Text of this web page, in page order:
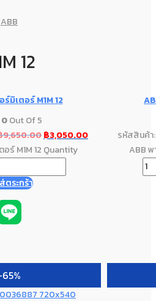
ABB
12
มิเตอร์ M1M 12
0Out Of 5
9,650.00฿3,050.00
อร์ M1M 12 Quantity
ตระกร้า
รหัสสินค้า:
ABB พ